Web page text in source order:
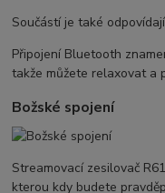
Součástí je také
Připojení Bluetooth
takže můžete relaxovat a
Božské spojení
Streamovací zesilovač
kterou kdy budete